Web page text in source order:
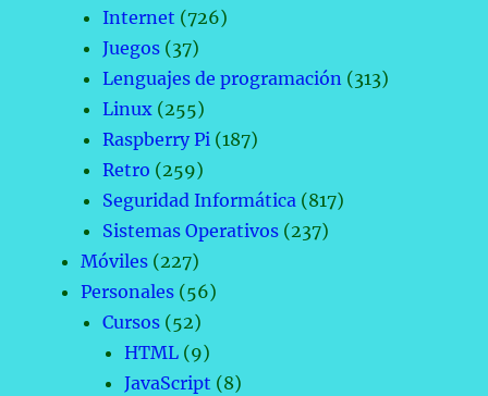
Internet (726)
Juegos (37)
Lenguajes de programación (313)
Linux (255)
Raspberry Pi (187)
Retro (259)
Seguridad Informática (817)
Sistemas Operativos (237)
Móviles (227)
Personales (56)
Cursos (52)
HTML (9)
JavaScript (8)